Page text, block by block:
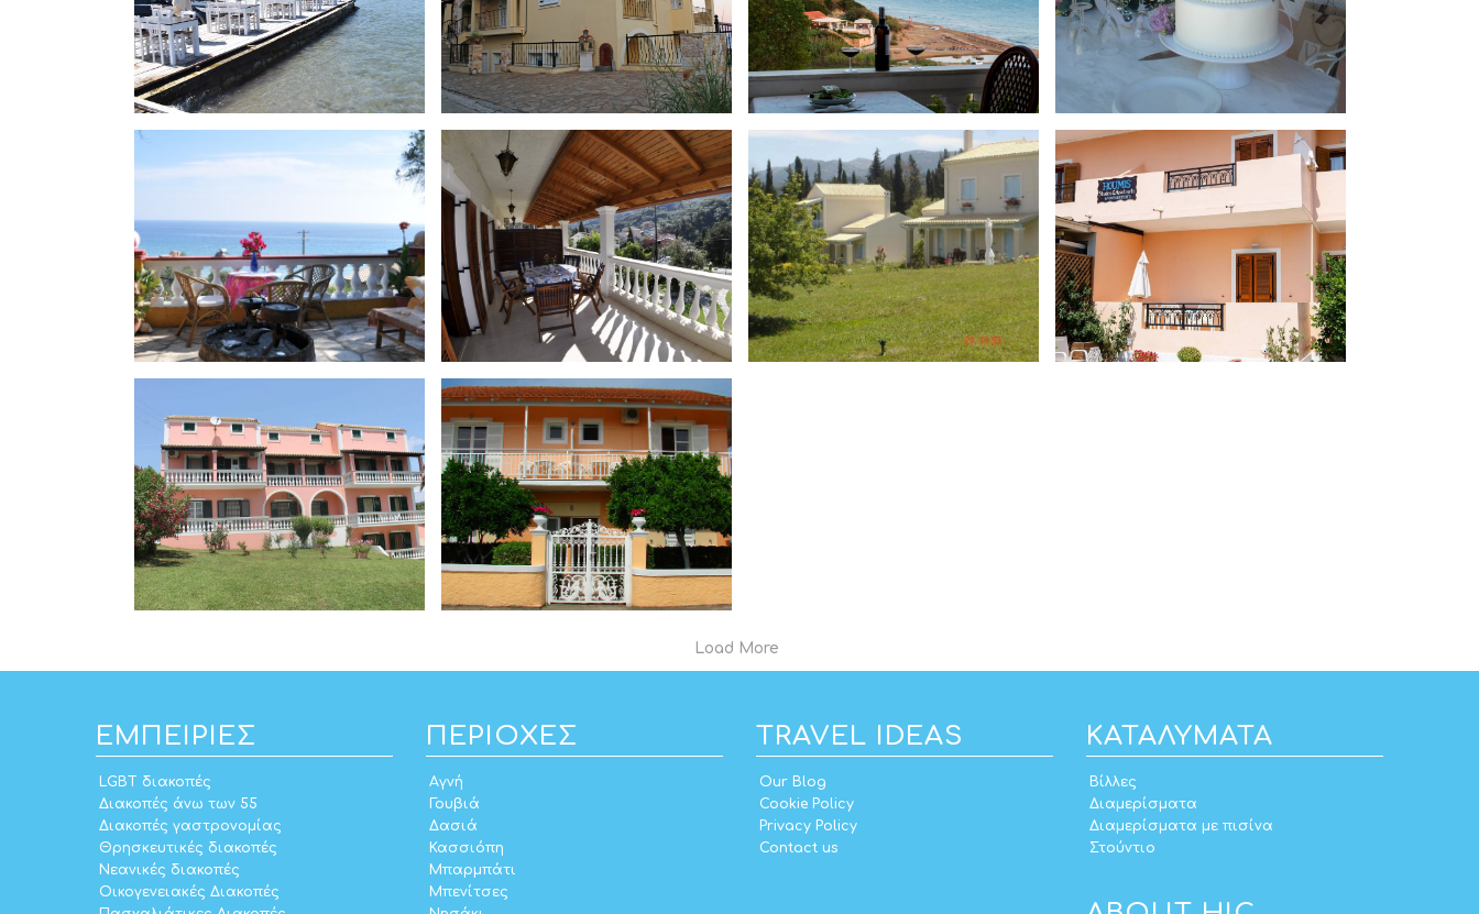
Load More
ΕΜΠΕΙΡΊΕΣ
LGBT διακοπές
Διακοπές άνω των 55
Διακοπές γαστρονομίας
Θρησκευτικές διακοπές
Νεανικές διακοπές
Οικογενειακές Διακοπές
ΠΕΡΙΟΧΈΣ
Αγνή
Γουβιά
Δασιά
Κασσιόπη
Μπαρμπάτι
Μπενίτσες
TRAVEL IDEAS
Our Blog
Cookie Policy
Privacy Policy
Contact us
ΚΑΤΑΛΎΜΑΤΑ
Βίλλες
Διαμερίσματα
Διαμερίσματα με πισίνα
Στούντιο